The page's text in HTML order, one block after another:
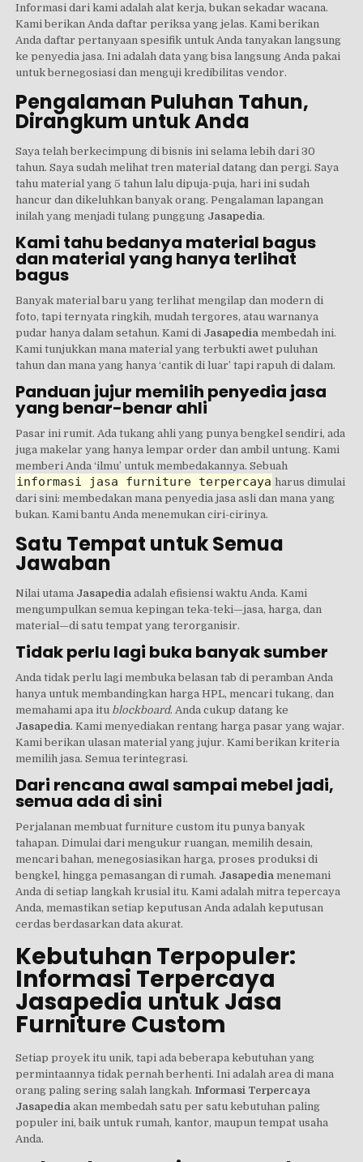
Informasi dari kami adalah alat kerja, bukan sekadar wacana.
Kami berikan Anda daftar periksa yang jelas. Kami berikan
Anda daftar pertanyaan spesifik untuk Anda tanyakan langsung
ke penyedia jasa. Ini adalah data yang bisa langsung Anda pakai
untuk bernegosiasi dan menguji kredibilitas vendor.
Pengalaman Puluhan Tahun,
Dirangkum untuk Anda
Saya telah berkecimpung di bisnis ini selama lebih dari 30
tahun. Saya sudah melihat tren material datang dan pergi. Saya
tahu material yang 5 tahun lalu dipuja-puja, hari ini sudah
hancur dan dikeluhkan banyak orang. Pengalaman lapangan
inilah yang menjadi tulang punggung Jasapedia.
Kami tahu bedanya material bagus
dan material yang hanya terlihat
bagus
Banyak material baru yang terlihat mengilap dan modern di
foto, tapi ternyata ringkih, mudah tergores, atau warnanya
pudar hanya dalam setahun. Kami di Jasapedia membedah ini.
Kami tunjukkan mana material yang terbukti awet puluhan
tahun dan mana yang hanya ‘cantik di luar’ tapi rapuh di dalam.
Panduan jujur memilih penyedia jasa
yang benar-benar ahli
Pasar ini rumit. Ada tukang ahli yang punya bengkel sendiri, ada
juga makelar yang hanya lempar order dan ambil untung. Kami
memberi Anda ‘ilmu’ untuk membedakannya. Sebuah
informasi jasa furniture terpercaya harus dimulai
dari sini: membedakan mana penyedia jasa asli dan mana yang
bukan. Kami bantu Anda menemukan ciri-cirinya.
Satu Tempat untuk Semua
Jawaban
Nilai utama Jasapedia adalah efisiensi waktu Anda. Kami
mengumpulkan semua kepingan teka-teki—jasa, harga, dan
material—di satu tempat yang terorganisir.
Tidak perlu lagi buka banyak sumber
Anda tidak perlu lagi membuka belasan tab di peramban Anda
hanya untuk membandingkan harga HPL, mencari tukang, dan
memahami apa itu blockboard. Anda cukup datang ke
Jasapedia. Kami menyediakan rentang harga pasar yang wajar.
Kami berikan ulasan material yang jujur. Kami berikan kriteria
memilih jasa. Semua terintegrasi.
Dari rencana awal sampai mebel jadi,
semua ada di sini
Perjalanan membuat furniture custom itu punya banyak
tahapan. Dimulai dari mengukur ruangan, memilih desain,
mencari bahan, menegosiasikan harga, proses produksi di
bengkel, hingga pemasangan di rumah. Jasapedia menemani
Anda di setiap langkah krusial itu. Kami adalah mitra tepercaya
Anda, memastikan setiap keputusan Anda adalah keputusan
cerdas berdasarkan data akurat.
Kebutuhan Terpopuler:
Informasi Terpercaya
Jasapedia untuk Jasa
Furniture Custom
Setiap proyek itu unik, tapi ada beberapa kebutuhan yang
permintaannya tidak pernah berhenti. Ini adalah area di mana
orang paling sering salah langkah.Informasi Terpercaya
Jasapedia akan membedah satu per satu kebutuhan paling
populer ini, baik untuk rumah, kantor, maupun tempat usaha
Anda.